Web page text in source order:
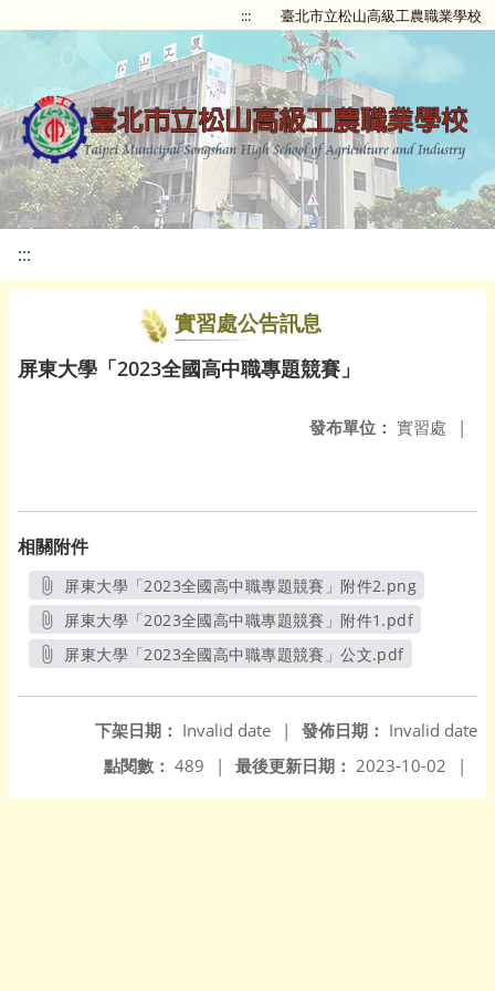
::: 臺北市立松山高級工農職業學校
:::
實習處公告訊息
屏東大學「2023全國高中職專題競賽」
發布單位： 實習處 |
相關附件
屏東大學「2023全國高中職專題競賽」附件2.png
另開新視窗
屏東大學「2023全國高中職專題競賽」附件1.pdf
另開新視窗
屏東大學「2023全國高中職專題競賽」公文.pdf
發佈日期： Invalid date
下架日期： Invalid date
|
最後更新日期： 2023-10-02 |
點閱數： 489 |